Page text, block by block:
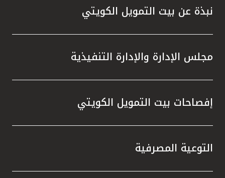
نبذة عن بيت التمويل الكويتي
مجلس الإدارة والإدارة التنفيذية
إفصاحات بيت التمويل الكويتي
التوعية المصرفية